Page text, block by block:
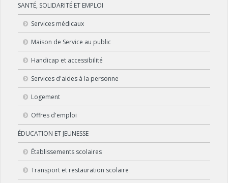
SANTÉ, SOLIDARITÉ ET EMPLOI
Services médicaux
Maison de Service au public
Handicap et accessibilité
Services d'aides à la personne
Logement
Offres d'emploi
ÉDUCATION ET JEUNESSE
Établissements scolaires
Transport et restauration scolaire